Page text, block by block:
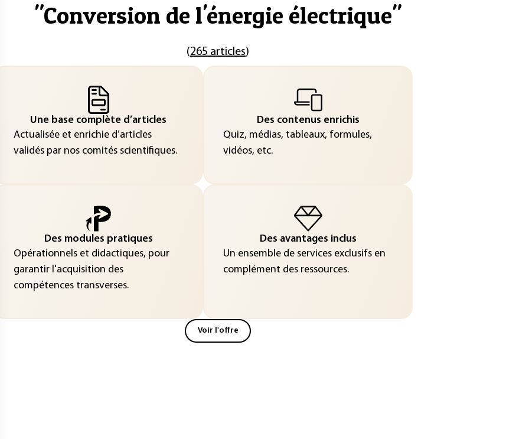
"Conversion de l'énergie électrique"
(265 articles)
Une base complète d’articles
Actualisée et enrichie d’articles
validés par nos comités scientifiques.
Des contenus enrichis
Quiz, médias, tableaux, formules,
vidéos, etc.
Des modules pratiques
Opérationnels et didactiques, pour
garantir l'acquisition des
compétences transverses.
Des avantages inclus
Un ensemble de services exclusifs en
complément des ressources.
Voir l'offre